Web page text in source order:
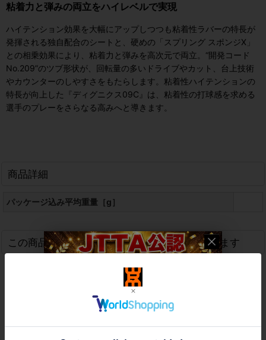
粘着力と弾みの両立をハイレベルで実現
ハイテンション効果を大幅にアップしつつも粘着性ラバーの特長が
発揮される独自配合のシートと、硬めの「スプリング スポンジX」
との相乗効果により、粘着力と弾みを高次元で両立。“開発コード
No.209”のツブ形状が、回転量の多いドライブやカット、台上技術
やカウンターのしやすさをもたらします。粘着性ハイテンションの
特長が向上した『ディグニクス09C』は、粘着性の打球感を求める
選手のプレーをさらなる高みへと導きます。
商品詳細
パッケージ込み平均重量［g］
この商品を買った人は、こんな商品も買っています